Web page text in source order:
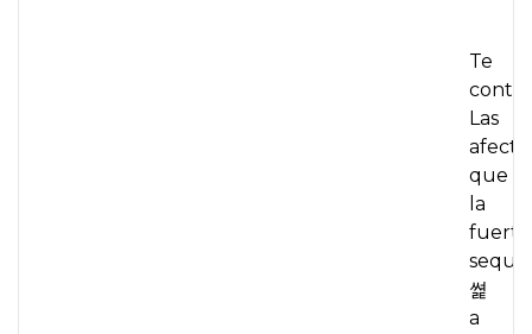
Te
Las
que
la
fuerte
sequ
쎭
a